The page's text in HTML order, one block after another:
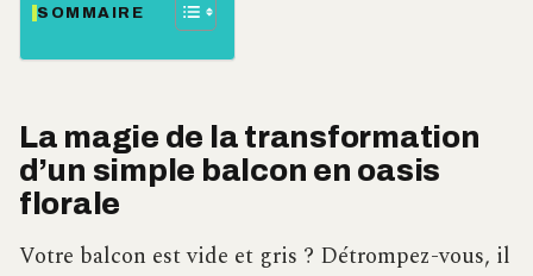
SOMMAIRE
La magie de la transformation
d’un simple balcon en oasis
florale
Votre balcon est vide et gris ? Détrompez-vous, il